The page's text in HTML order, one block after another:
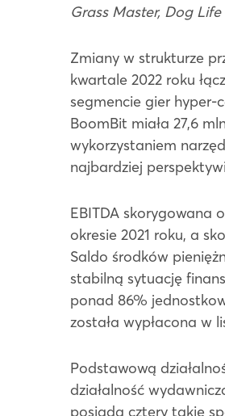
Grass Master, Dog
Zmiany w strukturze
kwartale 2022 roku
segmencie gier hyper-
BoomBit miała 27,6
wykorzystaniem
najbardziej
EBITDA skorygowana
okresie 2021 roku, a
Saldo środków
stabilną sytuację
ponad 86%
została wypłacona w
Podstawową
działalność
posiada cztery takie